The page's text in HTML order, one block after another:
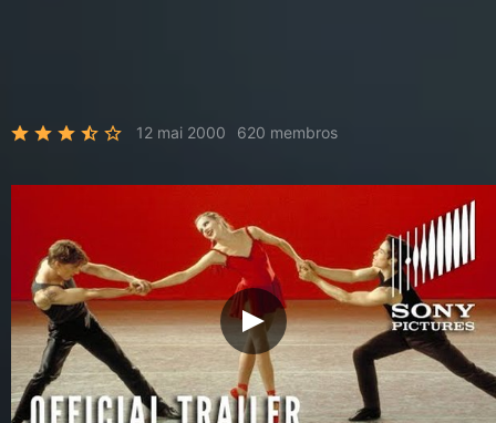
12 mai 2000 620 membros